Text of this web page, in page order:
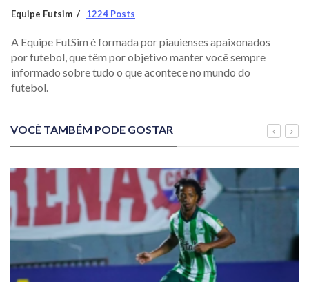
Equipe Futsim 1224 Posts
A Equipe FutSim é formada por piauienses apaixonados
por futebol, que têm por objetivo manter você sempre
informado sobre tudo o que acontece no mundo do
futebol.
VOCÊ TAMBÉM PODE GOSTAR